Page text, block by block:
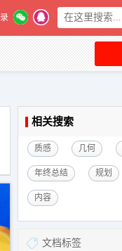
相关搜索
质感 几何
年终总结 规划
内容
文档标签